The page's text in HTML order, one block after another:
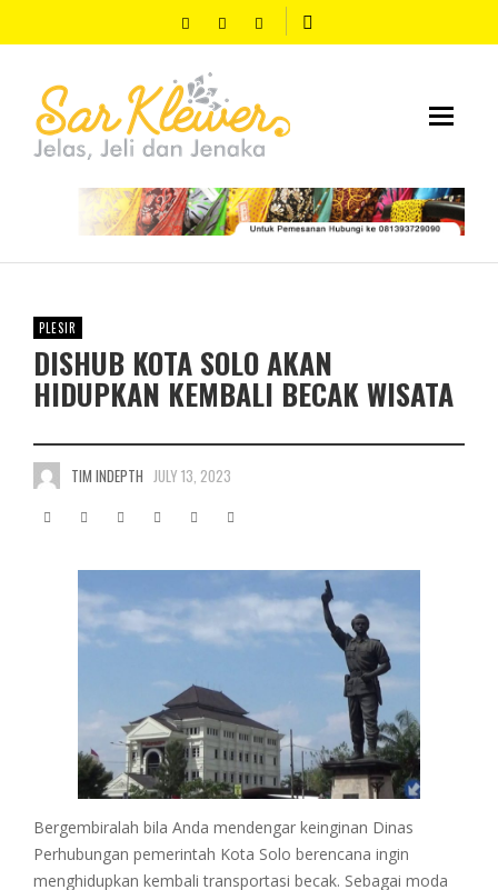
PLESIR
DISHUB KOTA SOLO AKAN
HIDUPKAN KEMBALI BECAK WISATA
TIM INDEPTH JULY 13, 2023
Bergembiralah bila Anda mendengar keinginan Dinas
Perhubungan pemerintah Kota Solo berencana ingin
menghidupkan kembali transportasi becak. Sebagai moda